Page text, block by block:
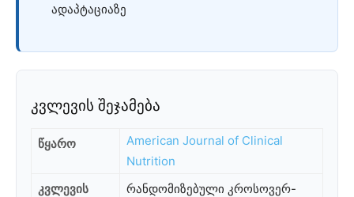
ადაპტაციაზე
კვლევის შეჯამება
წყარო
American Journal of Clinical
Nutrition
კვლევის
რანდომიზებული კროსოვერ-